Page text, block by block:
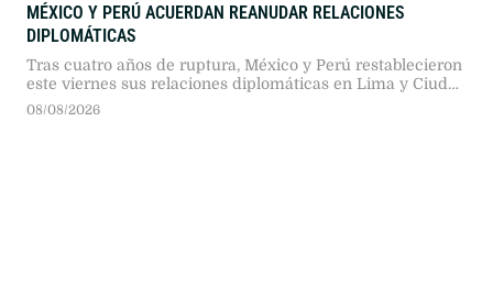
MÉXICO Y PERÚ ACUERDAN REANUDAR RELACIONES
DIPLOMÁTICAS
Tras cuatro años de ruptura, México y Perú restablecieron
este viernes sus relaciones diplomáticas en Lima y Ciudad
de México, luego de que el nuevo gobierno peruano
08/08/2026